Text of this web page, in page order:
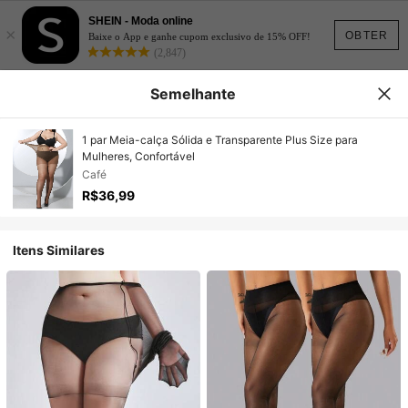
OBTER
×
SHEIN - Moda online
Baixe o App e ganhe cupom exclusivo de 15% OFF!
(2,847)
Semelhante
1 par Meia-calça Sólida e Transparente Plus Size para
Mulheres, Confortável
Café
R$36,99
Itens Similares